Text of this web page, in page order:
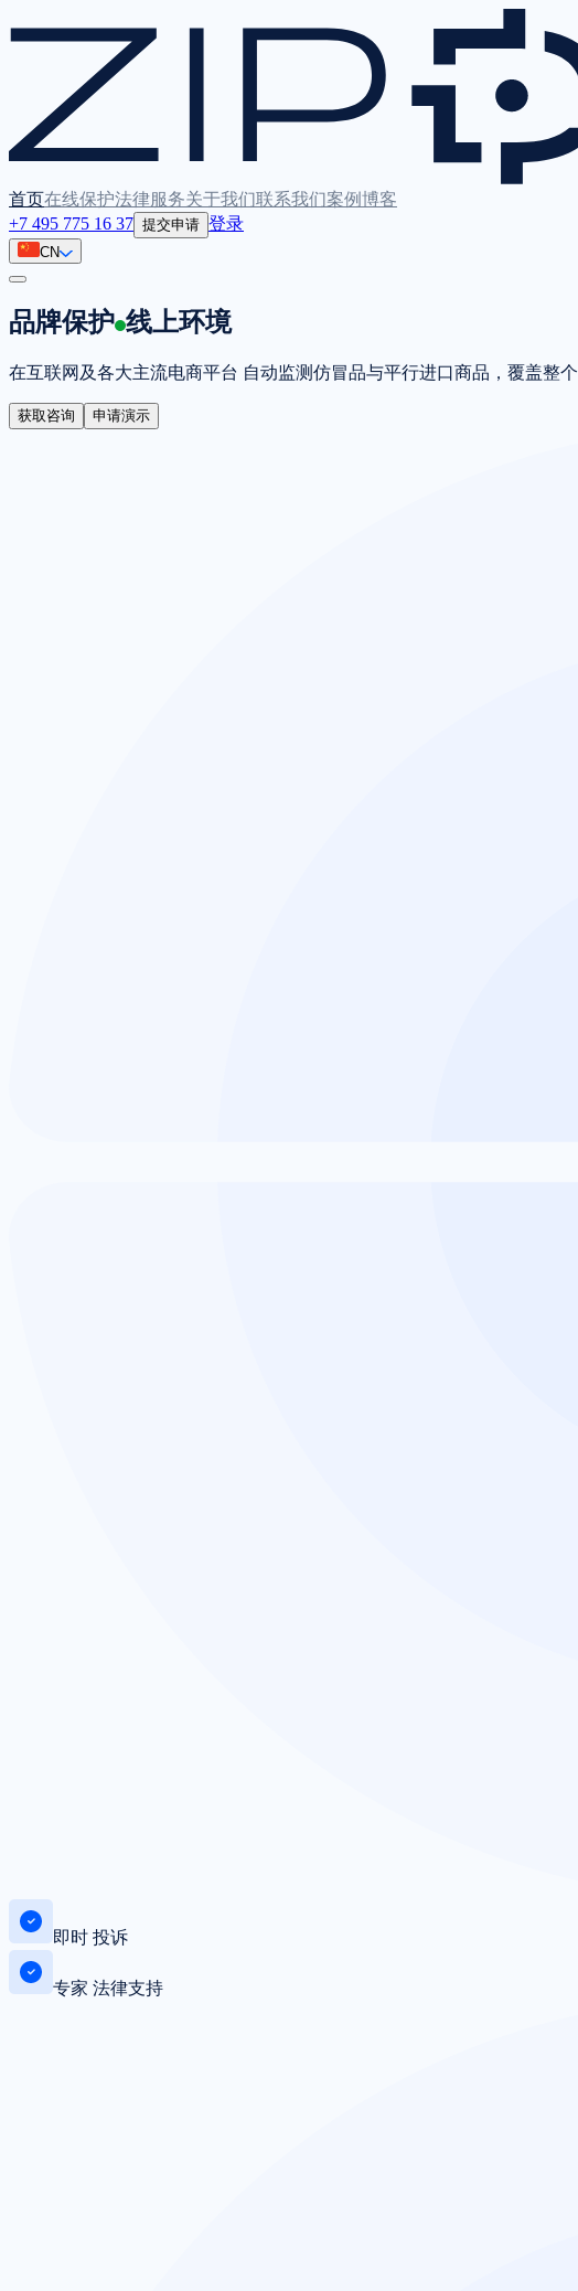
首页在线保护法律服务关于我们联系我们案例博客
+7 495 775 16 37 提交申请 登录
CN
品牌保护 线上环境
在互联网及各大主流电商平台 自动监测仿冒品与平行进口商品 ，覆盖整个
获取咨询 申请演示
即时 投诉
专家 法律支持